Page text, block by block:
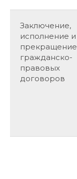
Заключение,
исполнение и
прекращение
гражданско-
правовых
договоров